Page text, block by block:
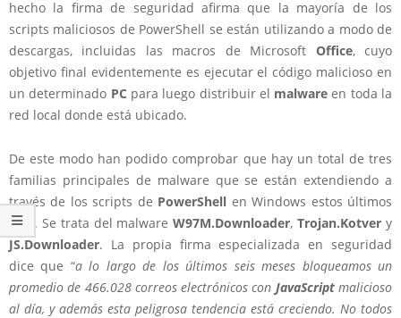
hecho la firma de seguridad afirma que la mayoría de los
scripts maliciosos de PowerShell se están utilizando a modo de
descargas, incluidas las macros de Microsoft Office, cuyo
objetivo final evidentemente es ejecutar el código malicioso en
un determinado PC para luego distribuir el malware en toda la
red local donde está ubicado.
De este modo han podido comprobar que hay un total de tres
familias principales de malware que se están extendiendo a
través de los scripts de PowerShell en Windows estos últimos
días. Se trata del malwareW97M.Downloader,Trojan.Kotver y
JS.Downloader. La propia firma especializada en seguridad
dice que “a lo largo de los últimos seis meses bloqueamos un
promedio de 466.028 correos electrónicos con JavaScriptmalicioso
al día, y además esta peligrosa tendencia está creciendo. No todos